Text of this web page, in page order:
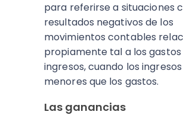
para referirse a situaciones
resultados negativos de los
movimientos contables
propiamente tal a los gastos
ingresos, cuando los
menores que los gastos.
Las ganancias